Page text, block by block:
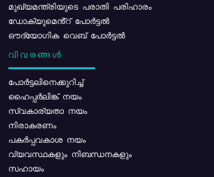
മുഖ്യമന്ത്രിയുടെ പരാതി പരിഹാരം
ഡോക്യുമെൻ്റ് പോർട്ടൽ
ഔദ്യോഗിക വെബ് പോർട്ടൽ
വിവരങ്ങൾ
പോര്‍ട്ടലിനെക്കുറിച്ച്
ഹൈപ്പർലിങ്ക് നയം
സ്വകാര്യതാ നയം
നിരാകരണം
പകർപ്പവകാശ നയം
വ്യവസ്ഥകളും നിബന്ധനകളും
സഹായം